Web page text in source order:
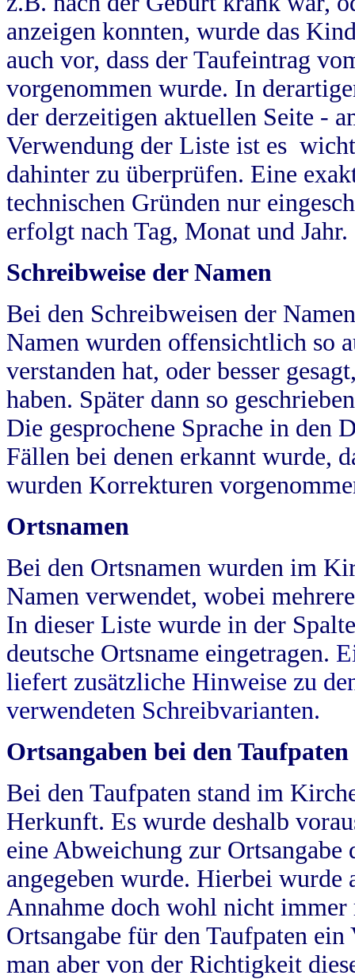
anzeigen konnten, wurde das
auch vor, dass der Taufeintrag
vorgenommen wurde. In
der derzeitigen aktuellen Seite -
Verwendung der Liste ist es
dahinter zu überprüfen. Eine
technischen Gründen nur
erfolgt nach Tag, Monat und Jahr.
Schreibweise der Namen
Bei den Schreibweisen der
Namen wurden offensichtlich so
verstanden hat, oder besser
haben. Später dann so
Die gesprochene Sprache in
Fällen bei denen erkannt wurde,
wurden Korrekturen
Ortsnamen
Bei den Ortsnamen wurden im
Namen verwendet, wobei
In dieser Liste wurde in der
deutsche Ortsname eingetragen.
liefert zusätzliche Hinweise zu
verwendeten Schreibvarianten.
Ortsangaben bei den Taufpaten
Bei den Taufpaten stand im
Herkunft. Es wurde deshalb
eine Abweichung zur
angegeben wurde. Hierbei wurde
Annahme doch wohl nicht
Ortsangabe für den Taufpaten
man aber von der Richtigkeit